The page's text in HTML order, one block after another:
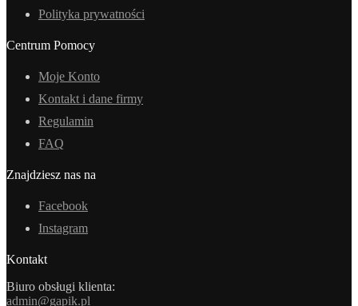
Polityka prywatności
Centrum Pomocy
Moje Konto
Kontakt i dane firmy
Regulamin
FAQ
Znajdziesz nas na
Facebook
Instagram
Kontakt
Biuro obsługi klienta:
admin@gapik.pl